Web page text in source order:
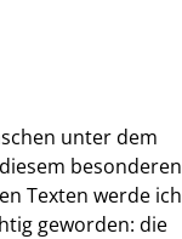
unter dem
besonderen
Texten werde ich
geworden: die